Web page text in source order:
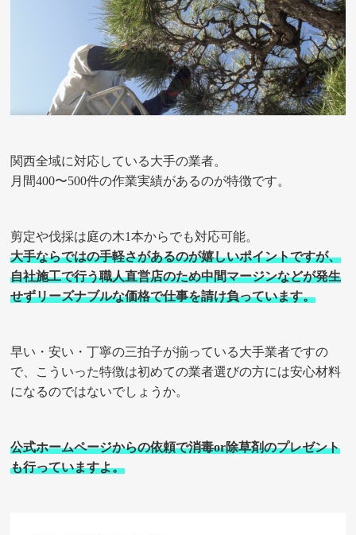
関西全域に対応している大手の業者。
月間400〜500件の作業実績があるのが特徴です。
剪定や伐採は庭の木1本からでも対応可能。
大手ならではの手軽さがあるのが嬉しいポイントですが、
自社施工で行う職人直営店のため中間マージンなどが発生
せずリーズナブルな価格で仕事を請け負っています。
早い・安い・丁寧の三拍子が揃っている大手業者ですの
で、こういった特徴は初めての業者選びの方には安心材料
になるのではないでしょうか。
公式ホームページからの依頼で消毒or除草剤のプレゼント
も行っていますよ。